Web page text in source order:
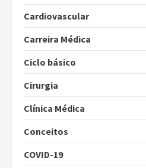
Cardiovascular
Carreira Médica
Ciclo básico
Cirurgia
Clínica Médica
Conceitos
COVID-19